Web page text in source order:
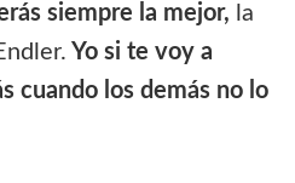
siempre la mejor, la
Yo si te voy a
cuando los demás no lo